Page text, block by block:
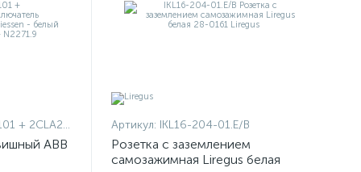
+ 2CLA227190N1001
ABB
Артикул: IKL16-204-01.E/B
Розетка с заземлением
самозажимная Liregus белая